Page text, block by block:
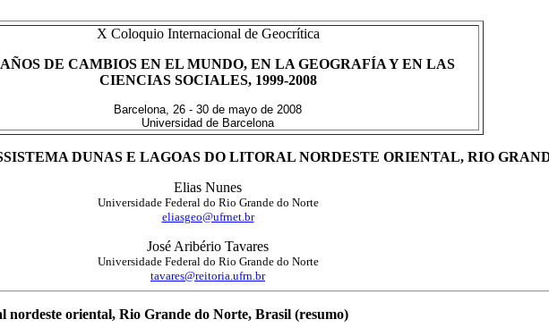
X Coloquio Internacional de Geocrítica
DE CAMBIOS EN EL MUNDO, EN LA GEOGRAFÍA Y EN LAS
CIENCIAS SOCIALES, 1999-2008
Barcelona, 26 - 30 de mayo de 2008
Universidad de Barcelona
DUNAS E LAGOAS DO LITORAL NORDESTE ORIENTAL, RIO
Elias Nunes
Universidade Federal do Rio Grande do Norte
eliasgeo@ufrnet.br
José Aribério Tavares
Universidade Federal do Rio Grande do Norte
tavares@reitoria.ufrn.br
nordeste oriental, Rio Grande do Norte, Brasil (resumo)